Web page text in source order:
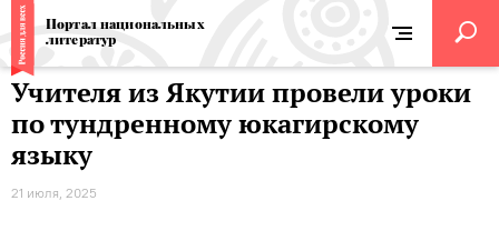
Портал национальных
литератур
Учителя из Якутии провели уроки
по тундренному юкагирскому
языку
21 июля, 2025